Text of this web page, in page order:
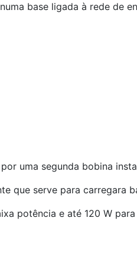
base ligada à rede de
uma segunda bobina
que serve para carregara
potência e até 120 W